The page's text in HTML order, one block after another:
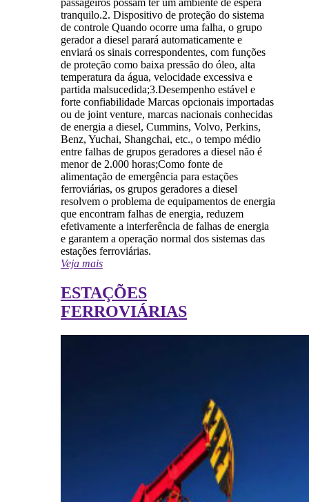
passageiros possam ter um ambiente de espera
tranquilo.2. Dispositivo de proteção do sistema
de controle Quando ocorre uma falha, o grupo
gerador a diesel parará automaticamente e
enviará os sinais correspondentes, com funções
de proteção como baixa pressão do óleo, alta
temperatura da água, velocidade excessiva e
partida malsucedida;3.Desempenho estável e
forte confiabilidade Marcas opcionais importadas
ou de joint venture, marcas nacionais conhecidas
de energia a diesel, Cummins, Volvo, Perkins,
Benz, Yuchai, Shangchai, etc., o tempo médio
entre falhas de grupos geradores a diesel não é
menor de 2.000 horas;Como fonte de
alimentação de emergência para estações
ferroviárias, os grupos geradores a diesel
resolvem o problema de equipamentos de energia
que encontram falhas de energia, reduzem
efetivamente a interferência de falhas de energia
e garantem a operação normal dos sistemas das
estações ferroviárias.
Veja mais
ESTAÇÕES
FERROVIÁRIAS